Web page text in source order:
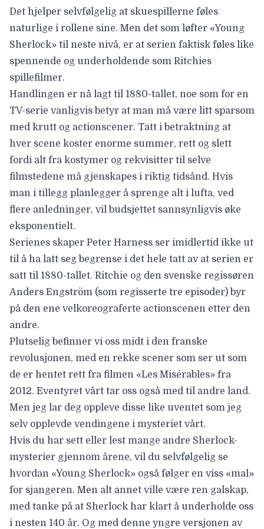
Det hjelper selvfølgelig at skuespillerne føles
naturlige i rollene sine. Men det som løfter «Young
Sherlock» til neste nivå, er at serien faktisk føles like
spennende og underholdende som Ritchies
spillefilmer.
Handlingen er nå lagt til 1880-tallet, noe som for en
TV-serie vanligvis betyr at man må være litt sparsom
med krutt og actionscener. Tatt i betraktning at
hver scene koster enorme summer, rett og slett
fordi alt fra kostymer og rekvisitter til selve
filmstedene må gjenskapes i riktig tidsånd. Hvis
man i tillegg planlegger å sprenge alt i lufta, ved
flere anledninger, vil budsjettet sannsynligvis øke
eksponentielt.
Serienes skaper Peter Harness ser imidlertid ikke ut
til å ha latt seg begrense i det hele tatt av at serien er
satt til 1880-tallet. Ritchie og den svenske regissøren
Anders Engström (som regisserte tre episoder) byr
på den ene velkoreograferte actionscenen etter den
andre.
Plutselig befinner vi oss midt i den franske
revolusjonen, med en rekke scener som ser ut som
de er hentet rett fra filmen «Les Misérables» fra
2012. Eventyret vårt tar oss også med til andre land.
Men jeg lar deg oppleve disse like uventet som jeg
selv opplevde vendingene i mysteriet vårt.
Hvis du har sett eller lest mange andre Sherlock-
mysterier gjennom årene, vil du selvfølgelig se
hvordan «Young Sherlock» også følger en viss «mal»
for sjangeren. Men alt annet ville være ren galskap,
med tanke på at Sherlock har klart å underholde oss
i nesten 140 år. Og med denne yngre versjonen av